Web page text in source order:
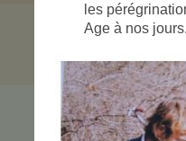
les
Age à nos jours.